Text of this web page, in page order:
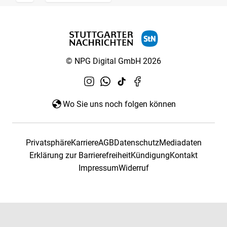
© NPG Digital GmbH 2026
Wo Sie uns noch folgen können
PrivatsphäreKarriereAGBDatenschutzMediadaten
Erklärung zur BarrierefreiheitKündigungKontakt
ImpressumWiderruf